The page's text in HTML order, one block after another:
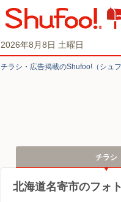
2026年8月8日 土曜日
チラシ・​広告掲載の​Shufoo!​（シュフ
チラシ
北海道名寄市のフォ